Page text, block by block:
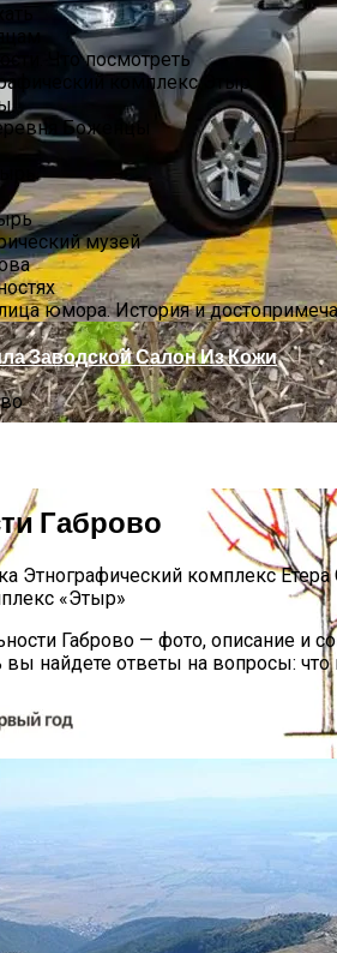
Как Посадить Малину Осенью
Абрикос, Чтобы Был Хороший
На Первые
Заводской Салон Из Кожи
Что посмотреть
комплекс Этыр
Боженцы
музей
юмора. История и
Габрово
Этнографический комплекс
«Этыр»
Габрово — фото, описание и
найдете ответы на вопросы: